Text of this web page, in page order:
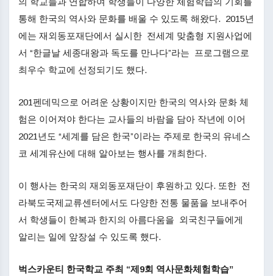
통해 한국의 역사와 문화를 배울 수 있도록 해왔다. 2015년
에는 재외동포재단에서 실시한 전세계 맞춤형 지원사업에
서 “한글날 세종대왕과 독도를 만나다”라는 프로그램으로
최우수 학교에 선정되기도 했다.
201펜데믹으로 어려운 상황이지만 한국의 역사와 문화 체
험은 이어져야 한다는 교사들의 바람을 담아 작년에 이어
2021년도 “세계를 담은 한국”이라는 주제로 한국의 유네스
코 세계유산에 대해 알아보는 행사를 개최한다.
이 행사는 한국의 재외동포재단이 후원하고 있다. 또한 전
라북도국제교류센터에서도 다양한 전통 물품을 보내주어
서 학생들이 한복과 한지의 아름다움을 외국친구들에게
알리는 일에 앞장설 수 있도록 했다.
벅스카운티 한국학교 주최 “제9회 역사문화체험학습”